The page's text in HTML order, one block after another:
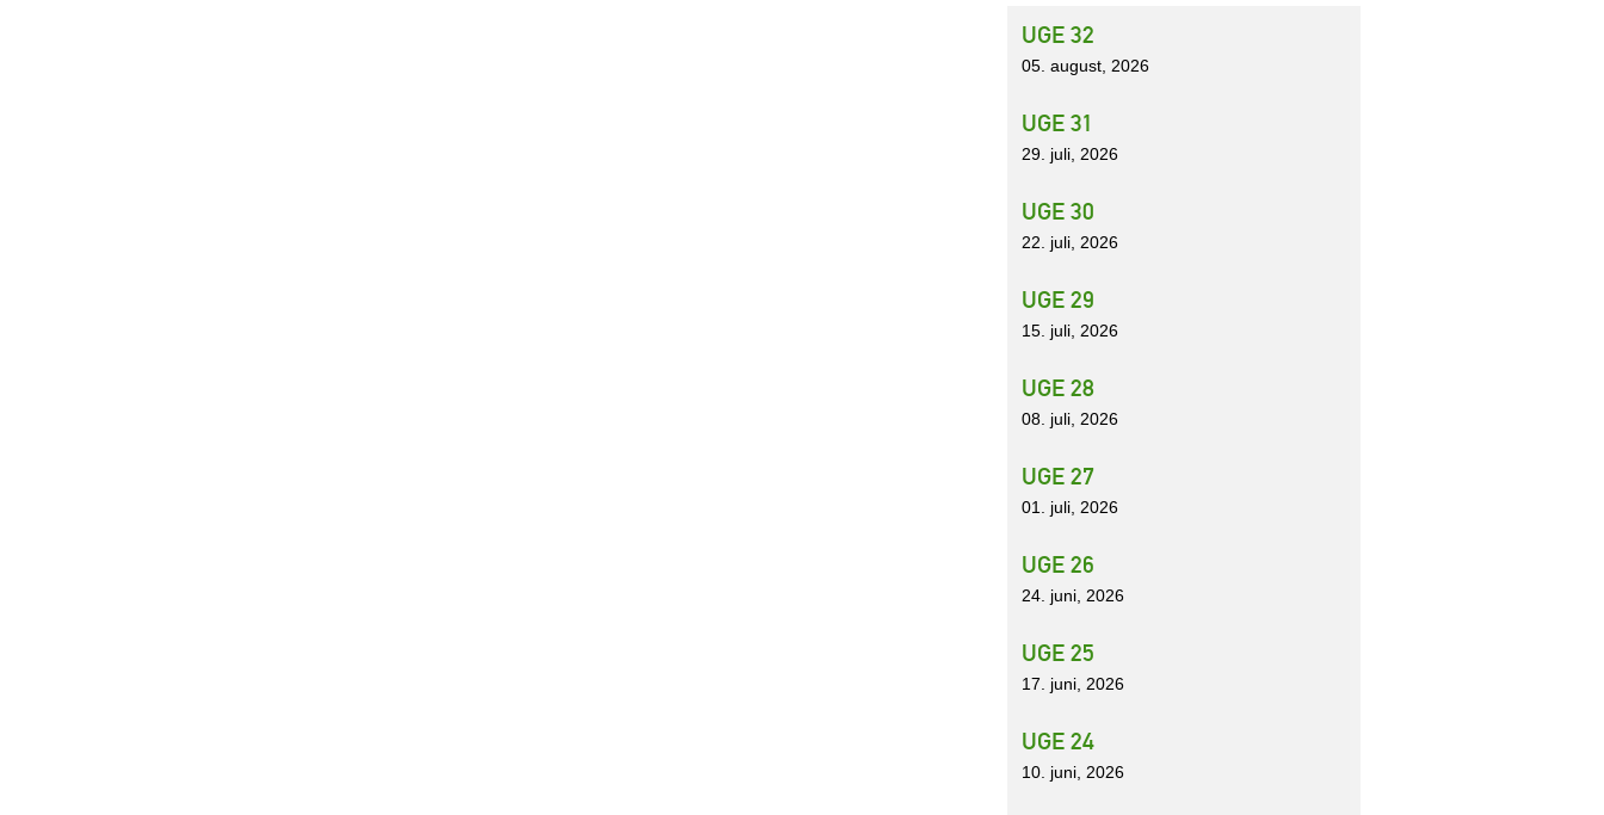
UGE 32
05. august, 2026
UGE 31
29. juli, 2026
UGE 30
22. juli, 2026
UGE 29
15. juli, 2026
UGE 28
08. juli, 2026
UGE 27
01. juli, 2026
UGE 26
24. juni, 2026
UGE 25
17. juni, 2026
UGE 24
10. juni, 2026